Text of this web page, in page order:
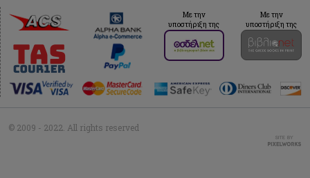
Με την
υποστήριξη της
Με την
υποστήριξη της
© 2009 - 2022. All rights reserved